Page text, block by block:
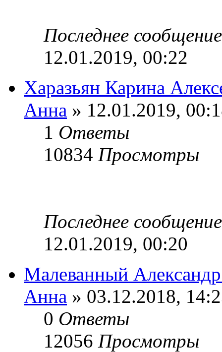
Последнее
12.01.2019, 00:22
Харазьян Карина
Анна » 12.01.2019,
1 Ответы
10834 Просмотры
Последнее
12.01.2019, 00:20
Малеванный
Анна » 03.12.2018,
0 Ответы
12056 Просмотры